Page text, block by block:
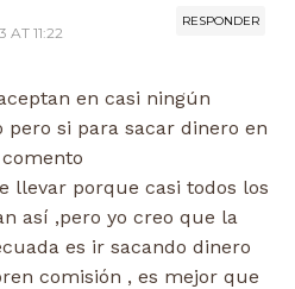
RESPONDER
AT 11:22
en casi ningún
pero si para sacar dinero en
llevar porque casi todos los
así ,pero yo creo que la
es ir sacando dinero
comisión , es mejor que